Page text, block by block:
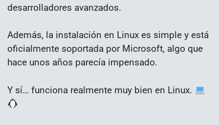
desarrolladores avanzados.
Además, la instalación en Linux es simple y está
oficialmente soportada por Microsoft, algo que
hace unos años parecía impensado.
Y sí… funciona realmente muy bien en Linux.